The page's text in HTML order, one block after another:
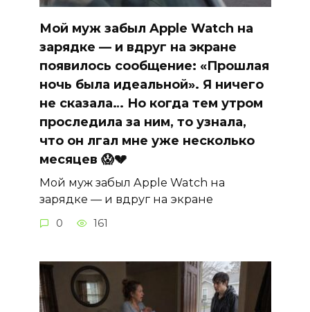
Мой муж забыл Apple Watch на
зарядке — и вдруг на экране
появилось сообщение: «Прошлая
ночь была идеальной». Я ничего
не сказала… Но когда тем утром
проследила за ним, то узнала,
что он лгал мне уже несколько
месяцев 😱💔
Мой муж забыл Apple Watch на
зарядке — и вдруг на экране
0 161